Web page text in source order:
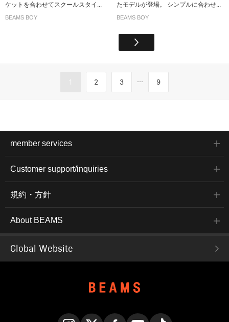
ケットを合わせてスクールスタイ...
BEAMS BOY
たモデルが登場。 シンプルに合わせ...
BEAMS BOY
1 2 3 ... 9
member services
Customer support/inquiries
規約・方針
About BEAMS
Global Website